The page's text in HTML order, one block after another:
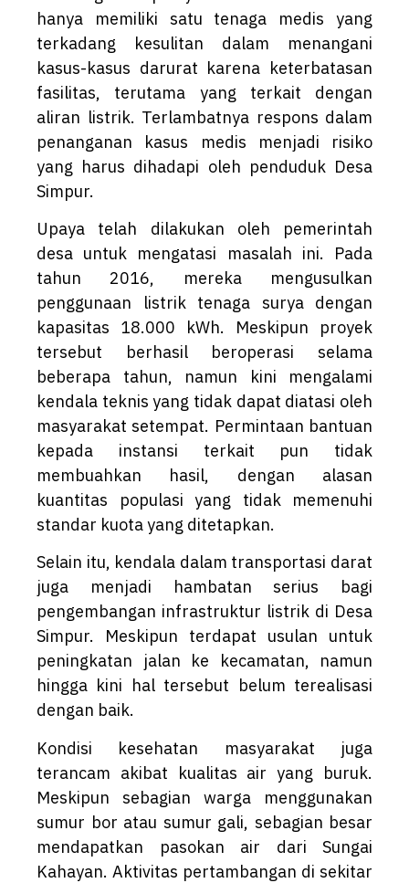
hanya memiliki satu tenaga medis yang
terkadang kesulitan dalam menangani
kasus-kasus darurat karena keterbatasan
fasilitas, terutama yang terkait dengan
aliran listrik. Terlambatnya respons dalam
penanganan kasus medis menjadi risiko
yang harus dihadapi oleh penduduk Desa
Simpur.
Upaya telah dilakukan oleh pemerintah
desa untuk mengatasi masalah ini. Pada
tahun 2016, mereka mengusulkan
penggunaan listrik tenaga surya dengan
kapasitas 18.000 kWh. Meskipun proyek
tersebut berhasil beroperasi selama
beberapa tahun, namun kini mengalami
kendala teknis yang tidak dapat diatasi oleh
masyarakat setempat. Permintaan bantuan
kepada instansi terkait pun tidak
membuahkan hasil, dengan alasan
kuantitas populasi yang tidak memenuhi
standar kuota yang ditetapkan.
Selain itu, kendala dalam transportasi darat
juga menjadi hambatan serius bagi
pengembangan infrastruktur listrik di Desa
Simpur. Meskipun terdapat usulan untuk
peningkatan jalan ke kecamatan, namun
hingga kini hal tersebut belum terealisasi
dengan baik.
Kondisi kesehatan masyarakat juga
terancam akibat kualitas air yang buruk.
Meskipun sebagian warga menggunakan
sumur bor atau sumur gali, sebagian besar
mendapatkan pasokan air dari Sungai
Kahayan. Aktivitas pertambangan di sekitar